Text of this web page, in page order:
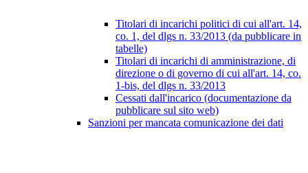
Titolari di incarichi politici di cui all'art. 14,
co. 1, del dlgs n. 33/2013 (da pubblicare in
tabelle)
Titolari di incarichi di amministrazione, di
direzione o di governo di cui all'art. 14, co.
1-bis, del dlgs n. 33/2013
Cessati dall'incarico (documentazione da
pubblicare sul sito web)
Sanzioni per mancata comunicazione dei dati